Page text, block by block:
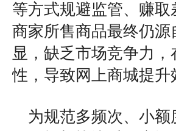
等方式规避监管、赚
商家所售商品最终仍
显，缺乏市场竞争力
性，导致网上商城提
为规范多频次、小